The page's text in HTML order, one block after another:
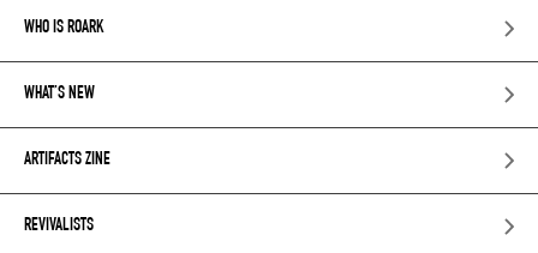
WHO IS ROARK
WHAT’S NEW
ARTIFACTS ZINE
REVIVALISTS